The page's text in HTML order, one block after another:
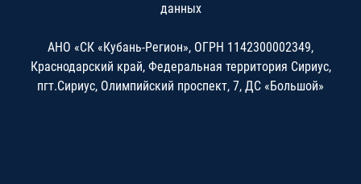
данных
АНО «СК «Кубань-Регион», ОГРН 1142300002349,
Краснодарский край, Федеральная территория Сириус,
пгт.Сириус, Олимпийский проспект, 7, ДС «Большой»